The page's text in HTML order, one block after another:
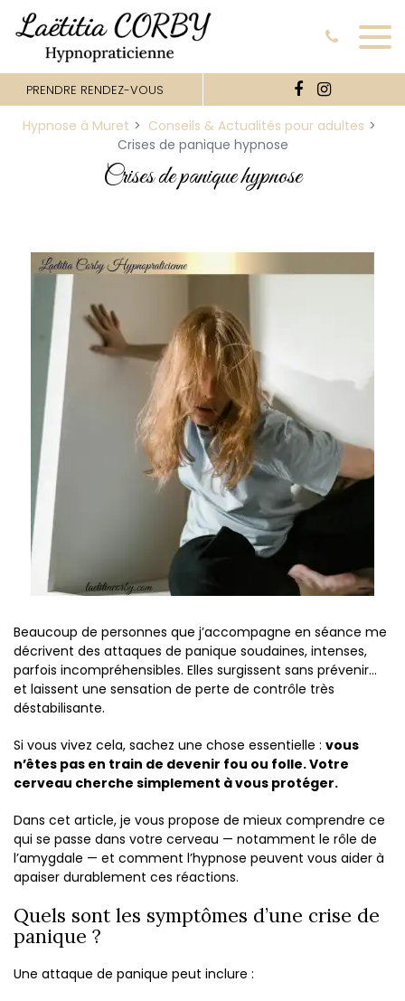
PRENDRE RENDEZ-VOUS
Hypnose à Muret
Conseils & Actualités pour adultes
Crises de panique hypnose
Crises de panique hypnose
Beaucoup de personnes que j’accompagne en séance me
décrivent des attaques de panique soudaines, intenses,
parfois incompréhensibles. Elles surgissent sans prévenir…
et laissent une sensation de perte de contrôle très
déstabilisante.
Si vous vivez cela, sachez une chose essentielle : vous
n’êtes pas en train de devenir fou ou folle. Votre
cerveau cherche simplement à vous protéger.
Dans cet article, je vous propose de mieux comprendre ce
qui se passe dans votre cerveau — notamment le rôle de
l’amygdale — et comment l’hypnose peuvent vous aider à
apaiser durablement ces réactions.
Quels sont les symptômes d’une crise de
panique ?
Une attaque de panique peut inclure :
Panneau de gestion des cookies